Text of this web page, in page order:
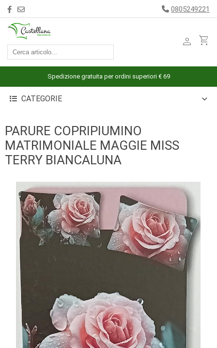
ACCESSORI
ARREDAMENTO
BIANCHERIA
CUCINA
INTIMO
PIGIAMERIA
OUTLET
BRAND
0805249221
person shopping_cart
Spedizione gratuita per ordini superiori € 69
CATEGORIE
PARURE COPRIPIUMINO
MATRIMONIALE MAGGIE MISS
TERRY BIANCALUNA